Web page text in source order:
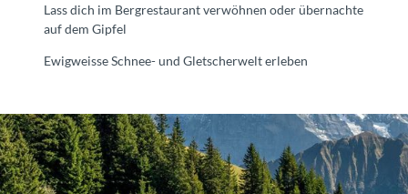
Lass dich im Bergrestaurant verwöhnen oder übernachte
auf dem Gipfel
Ewigweisse Schnee- und Gletscherwelt erleben